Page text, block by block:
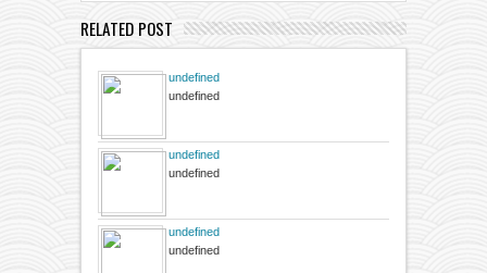
RELATED POST
undefined
undefined
undefined
undefined
undefined
undefined